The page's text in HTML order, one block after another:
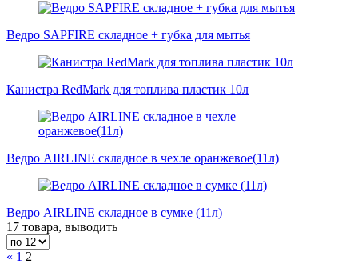
Ведро SAPFIRE складное + губка для мытья
Канистра RedMark для топлива пластик 10л
Ведро AIRLINE складное в чехле оранжевое(11л)
Ведро AIRLINE складное в сумке (11л)
17 товара, выводить
« 1 2